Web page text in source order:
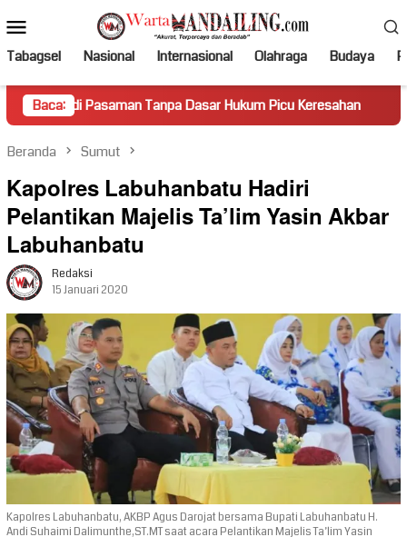
ke
kontenMobile
Tabagsel Nasional Internasional Olahraga Budaya
Baca:Tanpa Dasar Hukum Picu Keresahan Truk Miring
Beranda Sumut
Kapolres Labuhanbatu Hadiri
Pelantikan Majelis Ta’lim Yasin Akbar
Labuhanbatu
Redaksi
15 Januari 2020
Kapolres Labuhanbatu, AKBP Agus Darojat bersama Bupati Labuhanbatu H.
Andi Suhaimi Dalimunthe,ST.MT saat acara Pelantikan Majelis Ta’lim Yasin